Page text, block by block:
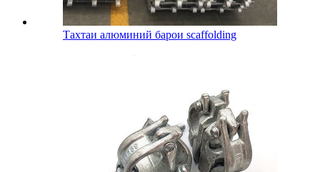
Тахтаи алюминий барои scaffolding